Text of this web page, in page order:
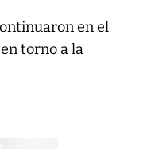
en el
torno a la